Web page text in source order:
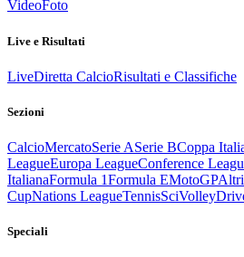
VideoFoto
Live e Risultati
LiveDiretta CalcioRisultati e Classifiche
Sezioni
CalcioMercatoSerie ASerie BCoppa
LeagueEuropa LeagueConference
ItalianaFormula 1Formula EMotoGP
CupNations LeagueTennisSciVolley
Speciali